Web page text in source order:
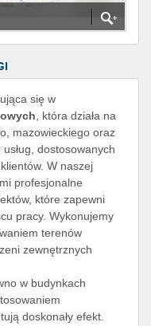
się w
, która działa na
mazowieckiego oraz
dostosowanych
W naszej
profesjonalne
które zapewni
pracy. Wykonujemy
terenów
zewnętrznych
w budynkach
doskonały efekt.